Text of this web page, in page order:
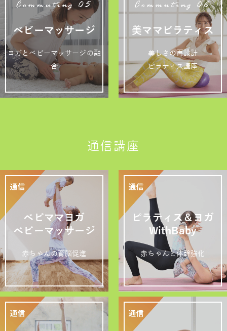
Commuting 05
ベビーマッサージ
ヨガとベビーマッサージの融
合
Commuting 06
美ママピラティス
美しさの再設計
ピラティス講座
通信講座
ベビママヨガ
ベビーマッサージ
赤ちゃんの育脳促進
ピラティス＆ヨガ
WithBaby
赤ちゃんと体幹強化